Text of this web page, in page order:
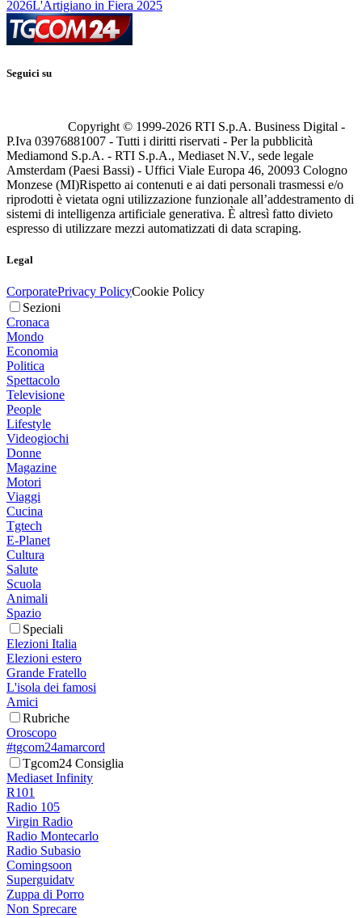
2026L'Artigiano in Fiera 2025
Seguici su
Copyright © 1999-2026 RTI S.p.A. Business Digital -
P.Iva 03976881007 - Tutti i diritti riservati - Per la pubblicità
Mediamond S.p.A. - RTI S.p.A., Mediaset N.V., sede legale
Amsterdam (Paesi Bassi) - Uffici Viale Europa 46, 20093 Cologno
Monzese (MI)Rispetto ai contenuti e ai dati personali trasmessi e/o
riprodotti è vietata ogni utilizzazione funzionale all’addestramento di
sistemi di intelligenza artificiale generativa. È altresì fatto divieto
espresso di utilizzare mezzi automatizzati di data scraping.
Legal
CorporatePrivacy PolicyCookie Policy
Sezioni
Cronaca
Mondo
Economia
Politica
Spettacolo
Televisione
People
Lifestyle
Videogiochi
Donne
Magazine
Motori
Viaggi
Cucina
Tgtech
E-Planet
Cultura
Salute
Scuola
Animali
Spazio
Speciali
Elezioni Italia
Elezioni estero
Grande Fratello
L'isola dei famosi
Amici
Rubriche
Oroscopo
#tgcom24amarcord
Tgcom24 Consiglia
Mediaset Infinity
R101
Radio 105
Virgin Radio
Radio Montecarlo
Radio Subasio
Comingsoon
Superguidatv
Zuppa di Porro
Non Sprecare